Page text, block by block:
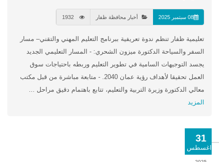
08 سبتمبر 2025 أخبار محافظة ظفار
تعليمية ظفار تنظم ندوة تعريفية ببرنامج التعليم المهني والتقني– مسار
السفر والسياحة الدكتورة ميزون الشحري: - المسار التعليمي الجديد
يجسد التوجيهات السامية في تطوير التعليم وربطه باحتياجات سوق
العمل تحقيقا لأهداف رؤية عمان 2040. - متابعة مباشرة من قبل مكتب
معالي الدكتورة وزيرة التربية والتعليم، تتابع باهتمام دقيق مراحل ...
المزيد
31
اغسطس